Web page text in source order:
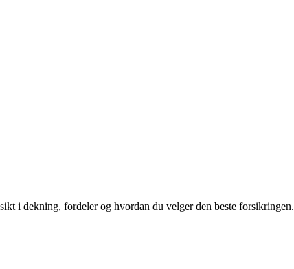
i dekning, fordeler og hvordan du velger den beste forsikringen.